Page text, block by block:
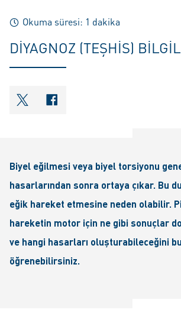
Okuma süresi: 1 dakika
DIYAGNOZ (TEŞHIS)
shareOntwitter
shareOnfacebook
Biyel eğilmesi veya biyel torsiyonu
hasarlarından sonra ortaya çıkar. Bu
eğik hareket etmesine neden olabilir.
hareketin motor için ne gibi sonuçlar
ve hangi hasarları oluşturabileceğini
öğrenebilirsiniz.